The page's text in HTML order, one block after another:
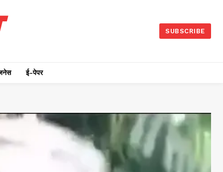
SUBSCRIBE
ई-पेपर